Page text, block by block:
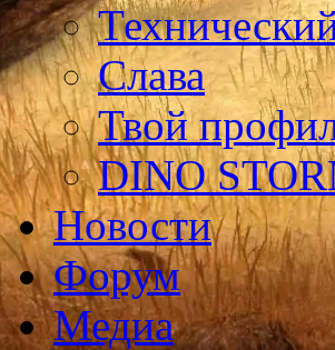
Слава
Твой
DINO
Новости
Форум
Медиа